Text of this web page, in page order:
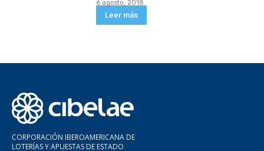
6 agosto, 2018
Leer más
CORPORACIÓN IBEROAMERICANA DE
LOTERÍAS Y APUESTAS DE ESTADO